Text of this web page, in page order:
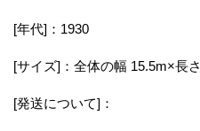
[年代]：1930
[サイズ]：全体の幅 15.5m×長
[発送について]：